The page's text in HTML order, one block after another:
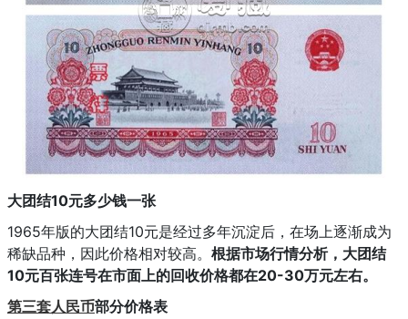
大团结10元多少钱一张
1965年版的大团结10元是经过多年沉淀后，在场上逐渐成为
稀缺品种，因此价格相对较高。 根据市场行情分析，大团结
10元百张连号在市面上的回收价格都在20-30万元左右。
第三套人民币部分价格表